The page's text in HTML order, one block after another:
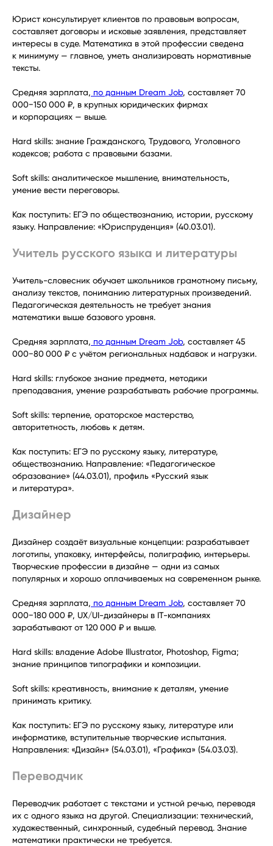
Юрист консультирует клиентов по правовым вопросам,
составляет договоры и исковые заявления, представляет
интересы в суде. Математика в этой профессии сведена
к минимуму — главное, уметь анализировать нормативные
тексты.
Средняя зарплата, по данным Dream Job, составляет 70
000−150 000 ₽, в крупных юридических фирмах
и корпорациях — выше.
Hard skills: знание Гражданского, Трудового, Уголовного
кодексов; работа с правовыми базами.
Soft skills: аналитическое мышление, внимательность,
умение вести переговоры.
Как поступить: ЕГЭ по обществознанию, истории, русскому
языку. Направление: «Юриспруденция» (40.03.01).
Учитель русского языка и литературы
Учитель-словесник обучает школьников грамотному письму,
анализу текстов, пониманию литературных произведений.
Педагогическая деятельность не требует знания
математики выше базового уровня.
Средняя зарплата, по данным Dream Job, составляет 45
000−80 000 ₽ с учётом региональных надбавок и нагрузки.
Hard skills: глубокое знание предмета, методики
преподавания, умение разрабатывать рабочие программы.
Soft skills: терпение, ораторское мастерство,
авторитетность, любовь к детям.
Как поступить: ЕГЭ по русскому языку, литературе,
обществознанию. Направление: «Педагогическое
образование» (44.03.01), профиль «Русский язык
и литература».
Дизайнер
Дизайнер создаёт визуальные концепции: разрабатывает
логотипы, упаковку, интерфейсы, полиграфию, интерьеры.
Творческие профессии в дизайне — одни из самых
популярных и хорошо оплачиваемых на современном рынке.
Средняя зарплата, по данным Dream Job, составляет 70
000−180 000 ₽, UX/UI-дизайнеры в IT-компаниях
зарабатывают от 120 000 ₽ и выше.
Hard skills: владение Adobe Illustrator, Photoshop, Figma;
знание принципов типографики и композиции.
Soft skills: креативность, внимание к деталям, умение
принимать критику.
Как поступить: ЕГЭ по русскому языку, литературе или
информатике, вступительные творческие испытания.
Направления: «Дизайн» (54.03.01), «Графика» (54.03.03).
Переводчик
Переводчик работает с текстами и устной речью, переводя
их с одного языка на другой. Специализации: технический,
художественный, синхронный, судебный перевод. Знание
математики практически не требуется.